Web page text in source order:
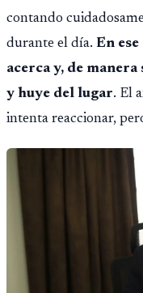
contando
durante el día. En
acerca y, de
y huye del lugar. El
intenta reaccionar,